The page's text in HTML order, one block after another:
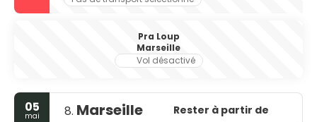
Pra Loup
Marseille
Vol désactivé
05
mai 8. Marseille Rester à partir de